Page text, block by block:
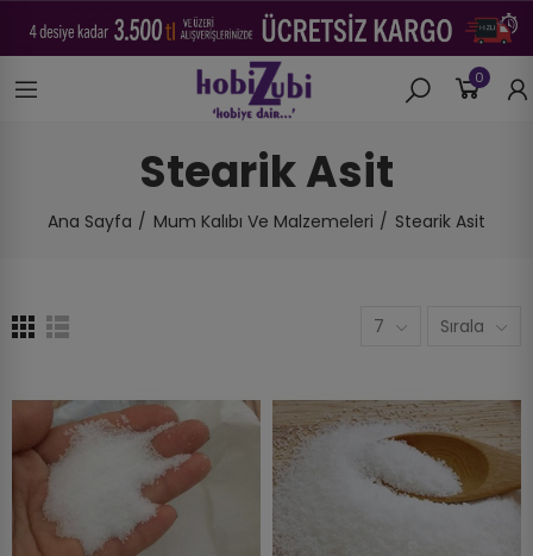
0
Stearik Asit
Ana Sayfa Mum Kalıbı Ve Malzemeleri Stearik Asit
7 Sırala